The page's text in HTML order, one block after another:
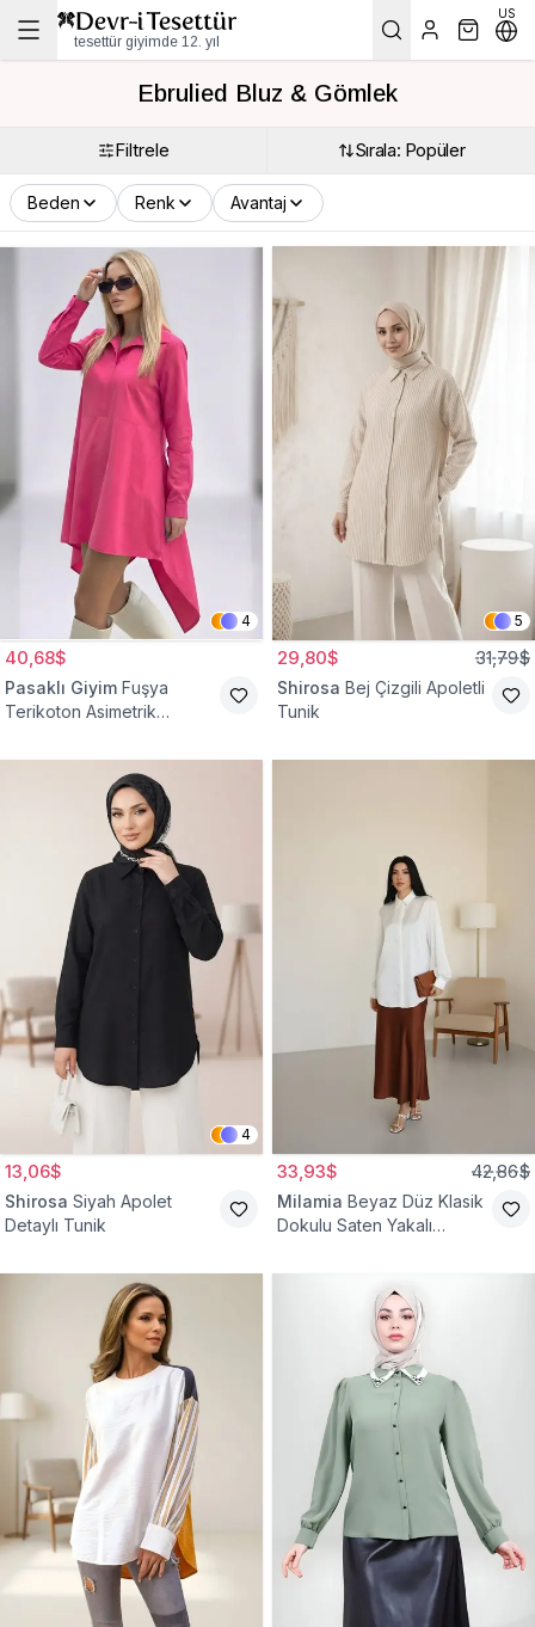
tesettür giyimde 12. yıl
US
Ebrulied Bluz & Gömlek
Filtrele Sırala: Popüler
Beden Renk Avantaj
4
40,68$
Pasaklı Giyim Fuşya
Terikoton Asimetrik
5
29,80$ 31,79$
Shirosa Bej Çizgili Apoletli
Tunik
4
13,06$
Shirosa Siyah Apolet
Detaylı Tunik
33,93$ 42,86$
Milamia Beyaz Düz Klasik
Dokulu Saten Yakalı